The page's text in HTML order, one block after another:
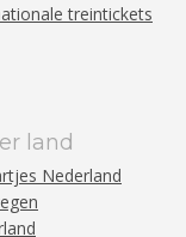
treintickets
land
Nederland